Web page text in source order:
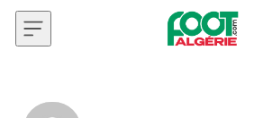
Skip to content